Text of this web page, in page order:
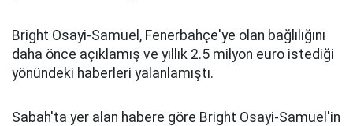
Bright Osayi-Samuel, Fenerbahçe'ye olan bağlılığını
daha önce açıklamış ve yıllık 2.5 milyon euro istediği
yönündeki haberleri yalanlamıştı.
Sabah'ta yer alan habere göre Bright Osayi-Samuel'in